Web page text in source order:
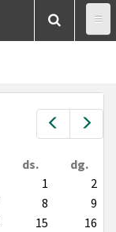
Prev
ds.
dg.
1
2
8
9
15
16